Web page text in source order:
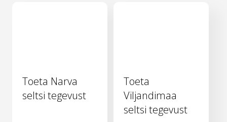
Toeta Narva
seltsi tegevust
Toeta
Viljandimaa
seltsi tegevust